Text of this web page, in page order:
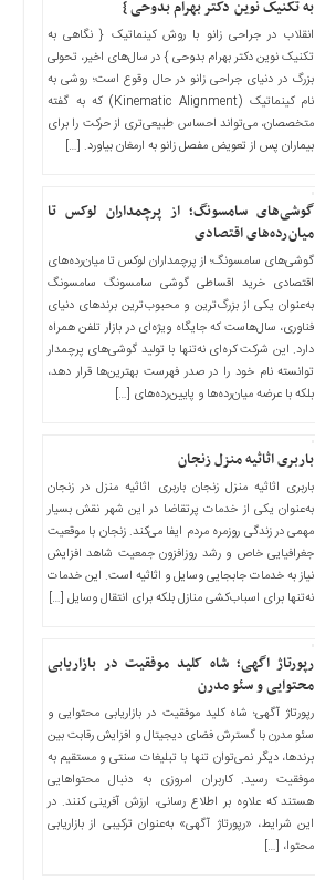
به تکنیک نوین دکتر بهرام بدوحی }
انقلاب در جراحی زانو با روش کینماتیک { نگاهی به
تکنیک نوین دکتر بهرام بدوحی } در سال‌های اخیر، تحولی
بزرگ در دنیای جراحی زانو در حال وقوع است؛ روشی به
نام کینماتیک (Kinematic Alignment) که به گفته
متخصصان، می‌تواند احساس طبیعی‌تری از حرکت را برای
بیماران پس از تعویض مفصل زانو به ارمغان بیاورد. […]
گوشی‌های سامسونگ؛ از پرچمداران لوکس تا
میان‌رده‌های اقتصادی
گوشی‌های سامسونگ؛ از پرچمداران لوکس تا میان‌رده‌های
اقتصادی خرید اقساطی گوشی سامسونگ سامسونگ
به‌عنوان یکی از بزرگ‌ترین و محبوب‌ترین برندهای دنیای
فناوری، سال‌هاست که جایگاه ویژه‌ای در بازار تلفن همراه
دارد. این شرکت کره‌ای نه‌تنها با تولید گوشی‌های پرچمدار
توانسته نام خود را در صدر فهرست بهترین‌ها قرار دهد،
بلکه با عرضه میان‌رده‌ها و پایین‌رده‌های […]
باربری اثاثیه منزل زنجان
باربری اثاثیه منزل زنجان باربری اثاثیه منزل در زنجان
به‌عنوان یکی از خدمات پرتقاضا در این شهر نقش بسیار
مهمی در زندگی روزمره مردم ایفا می‌کند. زنجان با موقعیت
جغرافیایی خاص و رشد روزافزون جمعیت شاهد افزایش
نیاز به خدمات جابجایی وسایل و اثاثیه است. این خدمات
نه‌تنها برای اسباب‌کشی منازل بلکه برای انتقال وسایل […]
رپورتاژ اگهی؛ شاه ‌کلید موفقیت در بازاریابی
محتوایی و سئو مدرن
رپورتاژ آگهی؛ شاه ‌کلید موفقیت در بازاریابی محتوایی و
سئو مدرن با گسترش فضای دیجیتال و افزایش رقابت بین
برندها، دیگر نمی‌توان تنها با تبلیغات سنتی و مستقیم به
موفقیت رسید. کاربران امروزی به ‌دنبال محتواهایی
هستند که علاوه بر اطلاع ‌رسانی، ارزش ‌آفرینی کنند. در
این شرایط، «رپورتاژ آگهی» به‌عنوان ترکیبی از بازاریابی
محتوا، […]